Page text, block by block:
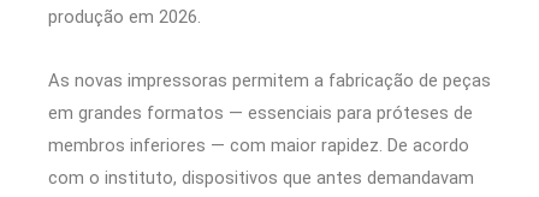
produção em 2026.
As novas impressoras permitem a fabricação de peças
em grandes formatos — essenciais para próteses de
membros inferiores — com maior rapidez. De acordo
com o instituto, dispositivos que antes demandavam